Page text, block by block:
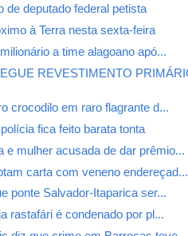
de deputado federal petista
à Terra nesta sexta-feira
a time alagoano apó...
REVESTIMENTO
crocodilo em raro flagrante d...
fica feito barata tonta
e mulher acusada de dar prêmio...
carta com veneno endereçad...
ponte Salvador-Itaparica ser...
rastafári é condenado por pl...